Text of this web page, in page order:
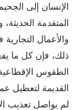
الإنسان إلى
المتقدمة الحديثة،
والأعمال
ذلك، فإن كل ما
الطقوس
القديمة لتعطيل
لم يواصل تعذيب